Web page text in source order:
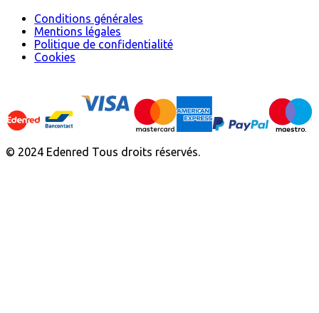
Conditions générales
Mentions légales
Politique de confidentialité
Cookies
© 2024 Edenred Tous droits réservés.